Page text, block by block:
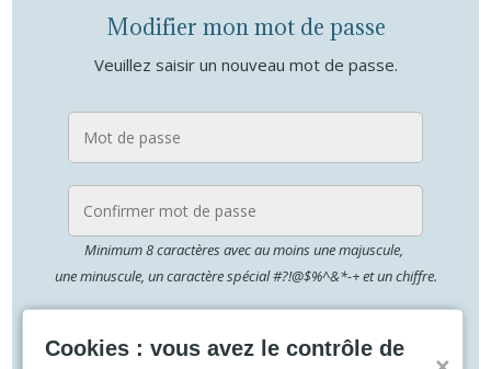
Cookies : vous avez le contrôle de
Modifier mon mot de passe
Veuillez saisir un nouveau mot de passe.
Minimum8 caractèresavec au moinsune majuscule,
une minuscule, un caractère spécial #?!@$%^&*-+etun chiffre.
ENVOYER